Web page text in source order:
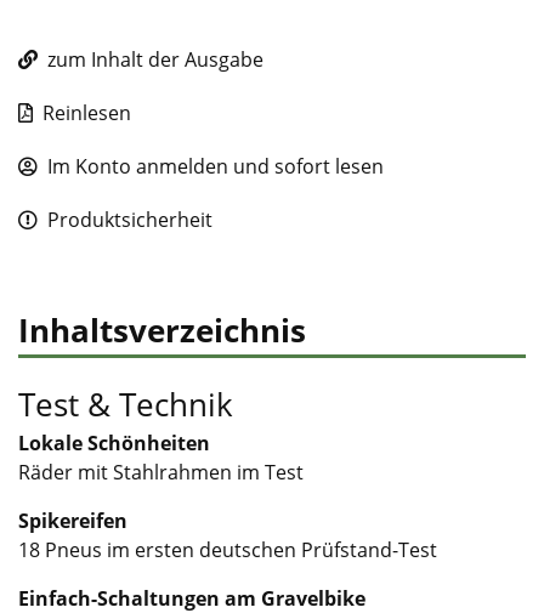
zum Inhalt der Ausgabe
Reinlesen
Im Konto anmelden und sofort lesen
Produktsicherheit
Inhaltsverzeichnis
Test & Technik
Lokale Schönheiten
Räder mit Stahlrahmen im Test
Spikereifen
18 Pneus im ersten deutschen Prüfstand-Test
Einfach-Schaltungen am Gravelbike